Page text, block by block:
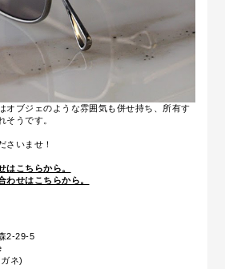
オブジェのような雰囲気も併せ持ち、所有す
そうです。
さいませ！
はこちらから。
わせはこちらから。
2-29-5
ネ)